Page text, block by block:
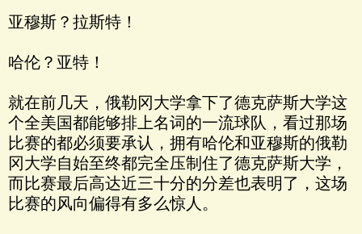
亚穆斯？拉斯特！
哈伦？亚特！
就在前几天，俄勒冈大学拿下了德克萨斯大学这
个全美国都能够排上名词的一流球队，看过那场
比赛的都必须要承认，拥有哈伦和亚穆斯的俄勒
冈大学自始至终都完全压制住了德克萨斯大学，
而比赛最后高达近三十分的分差也表明了，这场
比赛的风向偏得有多么惊人。